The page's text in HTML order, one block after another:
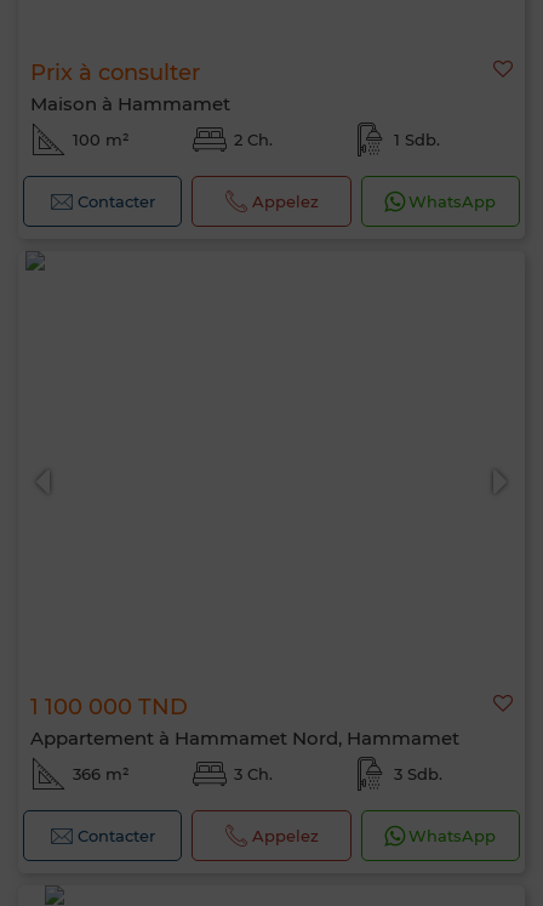
Prix à consulter
Maison à Hammamet
100 m² 2 Ch. 1 Sdb.
Contacter Appelez WhatsApp
1 100 000 TND
Appartement à Hammamet Nord, Hammamet
366 m² 3 Ch. 3 Sdb.
Contacter Appelez WhatsApp